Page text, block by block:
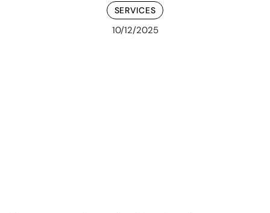
SERVICES
10/12/2025